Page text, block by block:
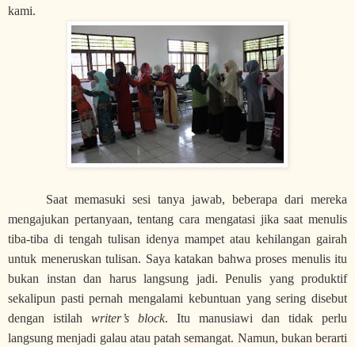
kami.
Saat memasuki sesi tanya jawab, beberapa dari mereka
mengajukan pertanyaan, tentang cara mengatasi jika saat menulis
tiba-tiba di tengah tulisan idenya mampet atau kehilangan gairah
untuk meneruskan tulisan. Saya katakan bahwa proses menulis itu
bukan instan dan harus langsung jadi. Penulis yang produktif
sekalipun pasti pernah mengalami kebuntuan yang sering disebut
dengan istilah writer’s block. Itu manusiawi dan tidak perlu
langsung menjadi galau atau patah semangat. Namun, bukan berarti